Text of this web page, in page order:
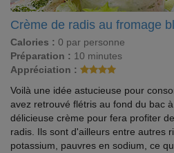
Crème de radis au fromage
Calories : 0 par personne
Préparation : 10 minutes
Appréciation :
Voilà une idée astucieuse pour
avez retrouvé flétris au fond du bac
délicieuse crème pour fera profiter
radis. Ils sont d'ailleurs entre autres
potassium, pauvres en sodium, ce